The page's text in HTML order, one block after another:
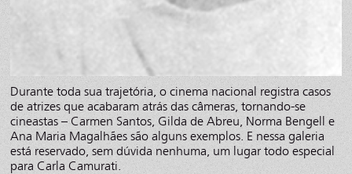
Durante toda sua trajetória, o cinema nacional registra casos
de atrizes que acabaram atrás das câmeras, tornando-se
cineastas – Carmen Santos, Gilda de Abreu, Norma Bengell e
Ana Maria Magalhães são alguns exemplos. E nessa galeria
está reservado, sem dúvida nenhuma, um lugar todo especial
para Carla Camurati.